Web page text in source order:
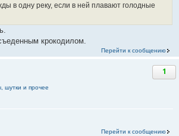
в одну реку, если в ней плавают голодные
крокодилом.
Перейти к сообщению
шутки и прочее
1
Перейти к сообщению